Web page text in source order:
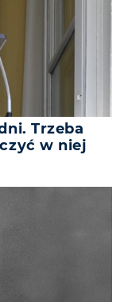
Trzeba
w niej